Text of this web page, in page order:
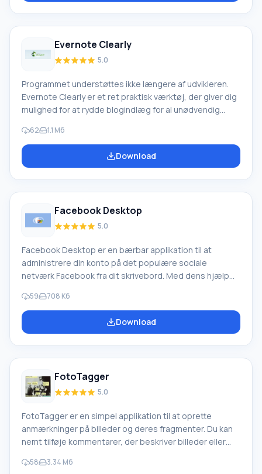
automatiskEvernote Clearly
5.0
Programmet understøttes ikke længere af udvikleren.
Evernote Clearly er et ret praktisk værktøj, der giver dig
mulighed for at rydde blogindlæg for al unødvendig
bekvemme og lettere at læse. Applikationen giver dig
mulighed for at samle artikler, der er delt op på flere
sider, til én. Ved at bruge applikationen gemmer du
62 1.1 Мб
Download
Facebook Desktop
5.0
Facebook Desktop er en bærbar applikation til at
administrere din konto på det populære sociale
netværk Facebook fra dit skrivebord. Med dens hjælp
(modtage beskeder og svare på dem,
venneanmodningsnotifikationer, nye begivenheder,
ændre din status og meget mere). Funktioner i
59 708 Кб
Download
FotoTagger
5.0
FotoTagger er en simpel applikation til at oprette
anmærkninger på billeder og deres fragmenter. Du kan
nemt tilføje kommentarer, der beskriver billeder eller
uden at ødelægge det originale billede. Kommentarer
58 3.34 Мб